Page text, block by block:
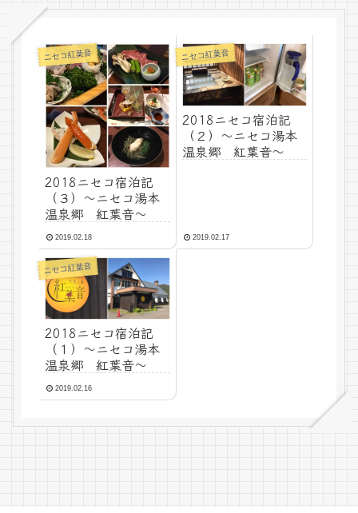
ニセコ紅葉音
2018ニセコ宿泊記
（３）～ニセコ湯本
温泉郷 紅葉音～
2019.02.18
ニセコ紅葉音
2018ニセコ宿泊記
（２）～ニセコ湯本
温泉郷 紅葉音～
2019.02.17
ニセコ紅葉音
2018ニセコ宿泊記
（１）～ニセコ湯本
温泉郷 紅葉音～
2019.02.16